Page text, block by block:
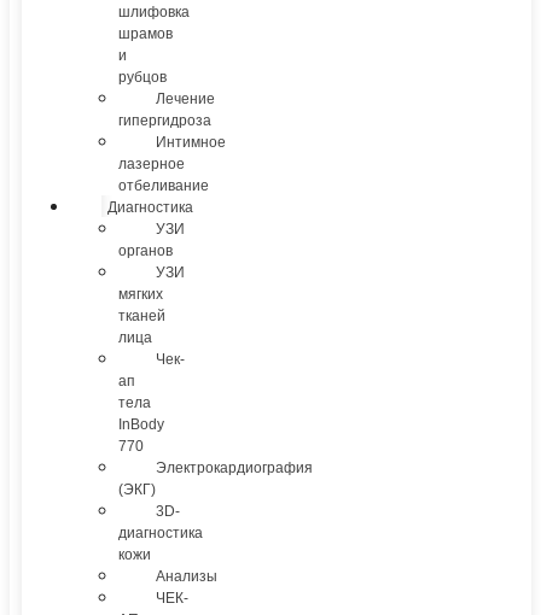
шлифовка
шрамов
и
рубцов
Лечение
гипергидроза
Интимное
лазерное
отбеливание
Диагностика
УЗИ
органов
УЗИ
мягких
тканей
лица
Чек-
ап
тела
InBody
770
Электрокардиография
(ЭКГ)
3D-
диагностика
кожи
Анализы
ЧЕК-